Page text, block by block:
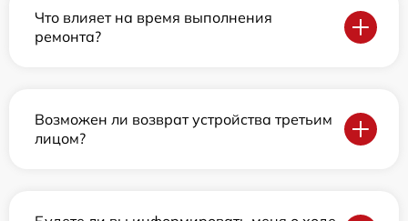
Что влияет на время выполнения
ремонта?
Возможен ли возврат устройства третьим
лицом?